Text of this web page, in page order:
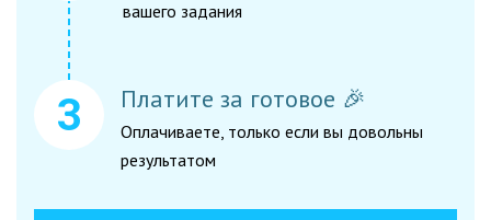
вашего задания
Платите за готовое 🎉
Оплачиваете, только если вы довольны
результатом